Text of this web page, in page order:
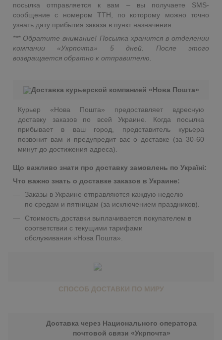
посылка отправляется к вам – вы получаете SMS-
сообщение с номером ТТН, по которому можно точно
узнать дату прибытия заказа в пункт назначения.
*** Обратите внимание! Посылка хранится в отделении
компании «Укрпочта» 5 дней. После этого
возвращается обратно к отправителю.
Доставка курьерской компанией «Нова Пошта»
Курьер «Нова Пошта» предоставляет вдресную
доставку заказов по всей Украине. Когда посылка
прибывает в ваш город, представитель курьера
позвонит вам и предупредит вас о доставке (за 30-60
минут до достижения адреса).
Що важливо знати про доставку замовлень по Україні:
Что важно знать о доставке заказов в Украине:
Заказы в Украине отправляются каждую неделю
по средам и пятницам (за исключением праздников).
Стоимость доставки выплачивается покупателем в
соответствии с текущими тарифами
обслуживания «Нова Пошта».
СПОСОБ ДОСТАВКИ ПО МИРУ
Доставка через Национального оператора
почтовой связи «Укрпочта»